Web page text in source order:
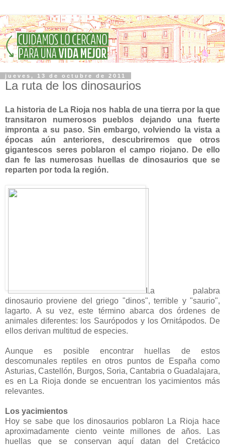
jueves, 13 de octubre de 2011
La ruta de los dinosaurios
La historia de La Rioja nos habla de una tierra por la que
transitaron numerosos pueblos dejando una fuerte
impronta a su paso. Sin embargo, volviendo la vista a
épocas aún anteriores, descubriremos que otros
gigantescos seres poblaron el campo riojano. De ello
dan fe las numerosas huellas de dinosaurios que se
reparten por toda la región.
La palabra
dinosaurio proviene del griego "dinos", terrible y "saurio",
lagarto. A su vez, este término abarca dos órdenes de
animales diferentes: los Saurópodos y los Ornitápodos. De
ellos derivan multitud de especies.
Aunque es posible encontrar huellas de estos
descomunales reptiles en otros puntos de España como
Asturias, Castellón, Burgos, Soria, Cantabria o Guadalajara,
es en La Rioja donde se encuentran los yacimientos más
relevantes.
Los yacimientos
Hoy se sabe que los dinosaurios poblaron La Rioja hace
aproximadamente ciento veinte millones de años. Las
huellas que se conservan aquí datan del Cretácico